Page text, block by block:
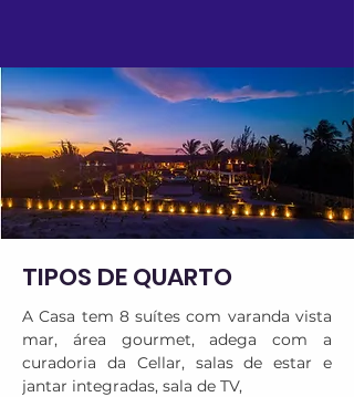
TIPOS DE QUARTO
A Casa tem 8 suítes com varanda vista
mar, área gourmet, adega com a
curadoria da Cellar, salas de estar e
jantar integradas, sala de TV,